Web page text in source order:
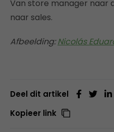
Van store manager naar
naar sales.
Afbeelding:Nicolás
Deel dit artikel
Kopieer link